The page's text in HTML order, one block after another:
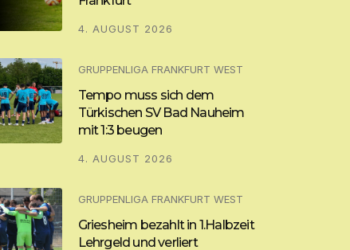
4. AUGUST 2026
GRUPPENLIGA FRANKFURT WEST
Tempo muss sich dem
Türkischen SV Bad Nauheim
mit 1:3 beugen
4. AUGUST 2026
GRUPPENLIGA FRANKFURT WEST
Griesheim bezahlt in 1.Halbzeit
Lehrgeld und verliert